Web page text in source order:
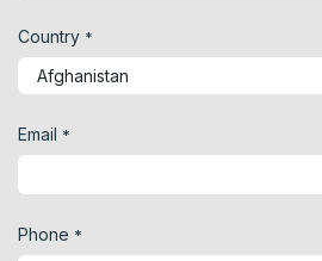
Country *
Email *
Phone *